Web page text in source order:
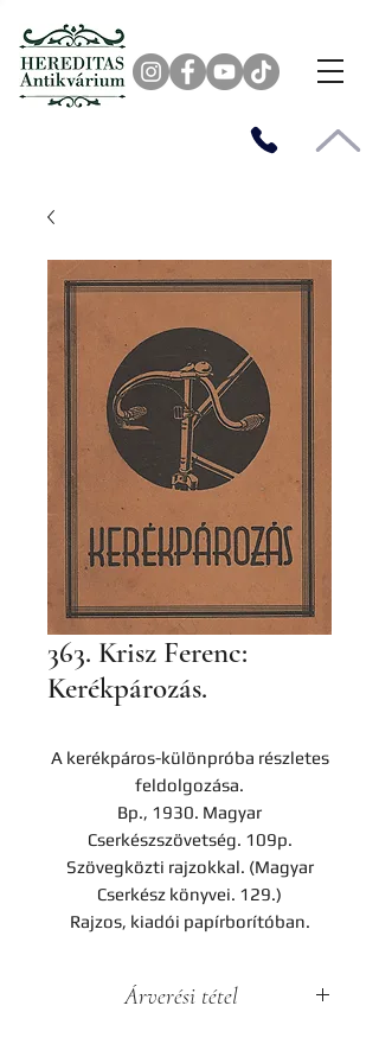
363. Krisz Ferenc:
Kerékpározás.
A kerékpáros-különpróba részletes
feldolgozása.
Bp., 1930. Magyar
Cserkészszövetség. 109p.
Szövegközti rajzokkal. (Magyar
Cserkész könyvei. 129.)
Rajzos, kiadói papírborítóban.
Árverési tétel